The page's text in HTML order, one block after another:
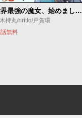
世界最強の魔女、始めました ～私だけ『攻略サイト』を見れる世界で自由に生きます～
持丸/riritto/戸賀環
無料